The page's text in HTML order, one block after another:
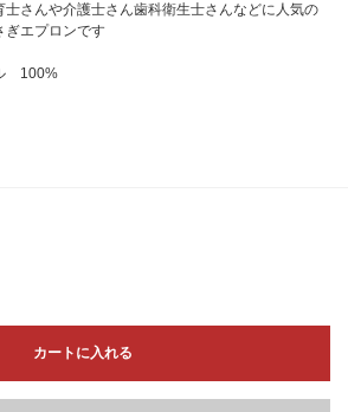
さんや介護士さん歯科衛生士さんなどに人気の
ぎエプロンです
100%
カートに入れる